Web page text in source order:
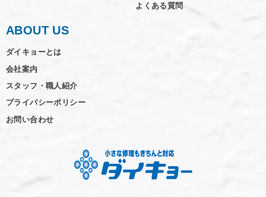
よくある質問
ABOUT US
ダイキョーとは
会社案内
スタッフ・職人紹介
プライバシーポリシー
お問い合わせ